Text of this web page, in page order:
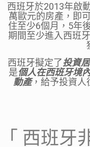
西班牙於2013年啟
萬歐元的房產，即
住至少6個月， 5年
期間至少進入西班
西班牙擬定了投資
是個人在西班牙境
動產，給予投資人
「 西班牙